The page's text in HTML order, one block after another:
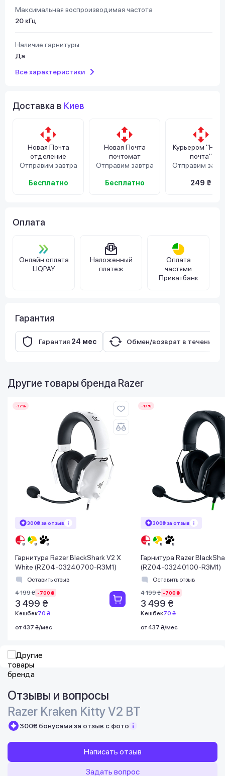
Максимальная воспроизводимая частота
20 кГц
Наличие гарнитуры
Да
Все характеристики
Доставка в Киев
Новая Почта
отделение
Отправим завтра
Бесплатно
Новая Почта
почтомат
Отправим завтра
Бесплатно
Курьером
почта"
Отправим
249 ₴
Оплата
Онлайн оплата
LIQPAY
Наложенный
платеж
Оплата
частями
Приватбанк
Гарантия
Гарантия 24 мес Обмен/возврат в течение
Другие товары бренда Razer
-17%
300₴ за отзыв
Гарнитура Razer BlackShark V2 X
White (RZ04-03240700-R3M1)
Оставить отзыв
4 199 ₴ -700 ₴
3 499 ₴
Кешбек70 ₴
от 437 ₴/мес
-17%
300₴ за отзыв
Гарнитура Razer
(RZ04-03240100-R3M1)
Оставить отзыв
4 199 ₴ -700 ₴
3 499 ₴
Кешбек70 ₴
от 437 ₴/мес
Отзывы и вопросы
Razer Kraken Kitty V2 BT
300₴ бонусами за отзыв с фото
Написать отзыв
Задать вопрос